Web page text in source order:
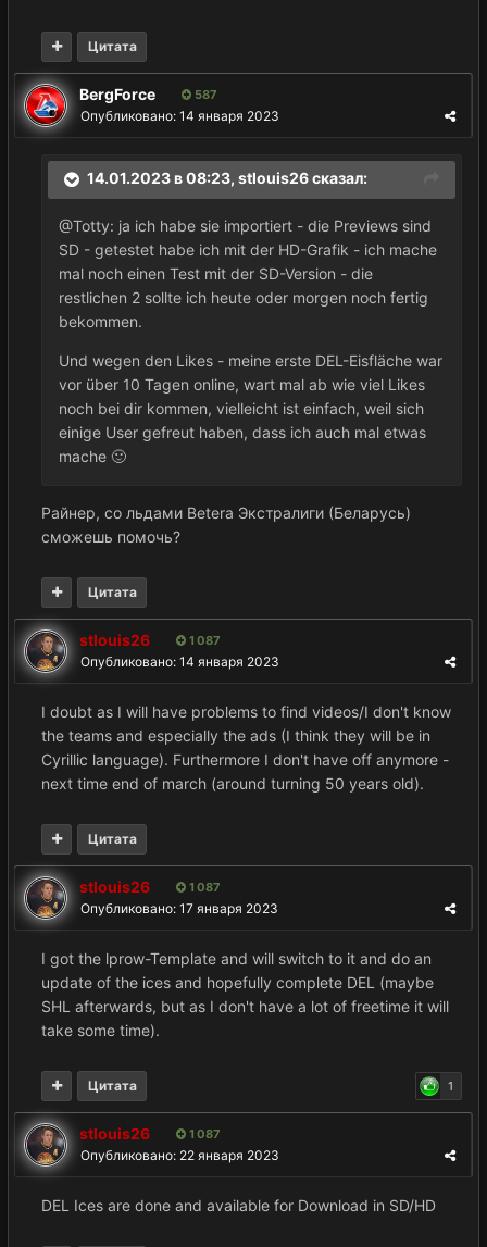
Цитата
BergForce 587
Опубликовано: 14 января 2023
14.01.2023 в 08:23, stlouis26сказал:
@Totty: ja ich habe sie importiert - die Previews sind
SD - getestet habe ich mit der HD-Grafik - ich mache
mal noch einen Test mit der SD-Version - die
restlichen 2 sollte ich heute oder morgen noch fertig
bekommen.
Und wegen den Likes - meine erste DEL-Eisfläche war
vor über 10 Tagen online, wart mal ab wie viel Likes
noch bei dir kommen, vielleicht ist einfach, weil sich
einige User gefreut haben, dass ich auch mal etwas
mache 🙂
Райнер, со льдами Betera Экстралиги (Беларусь)
сможешь помочь?
Цитата
stlouis26 1 087
Опубликовано: 14 января 2023
I doubt as I will have problems to find videos/I don't know
the teams and especially the ads (I think they will be in
Cyrillic language). Furthermore I don't have off anymore -
next time end of march (around turning 50 years old).
Цитата
stlouis26 1 087
Опубликовано: 17 января 2023
I got the lprow-Template and will switch to it and do an
update of the ices and hopefully complete DEL (maybe
SHL afterwards, but as I don't have a lot of freetime it will
take some time).
1
Цитата
stlouis26 1 087
Опубликовано: 22 января 2023
DEL Ices are done and available for Download in SD/HD